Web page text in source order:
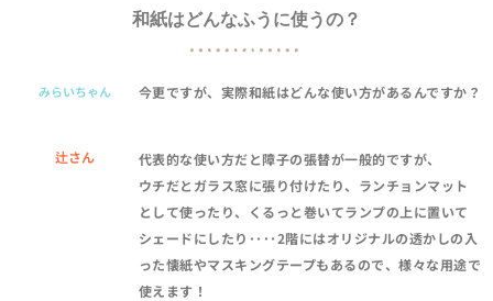
和紙はどんなふうに使うの？
みらいちゃん 今更ですが、実際和紙はどんな使い方があるんですか？
辻さん
代表的な使い方だと障子の張替が一般的ですが、
ウチだとガラス窓に張り付けたり、ランチョンマット
として使ったり、くるっと巻いてランプの上に置いて
シェードにしたり････2階にはオリジナルの透かしの入
った懐紙やマスキングテープもあるので、様々な用途で
使えます！